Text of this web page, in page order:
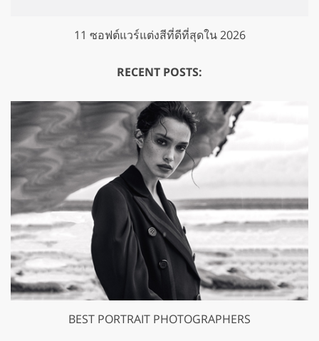
11 ซอฟต์แวร์แต่งสีที่ดีที่สุดใน 2026
RECENT POSTS:
BEST PORTRAIT PHOTOGRAPHERS